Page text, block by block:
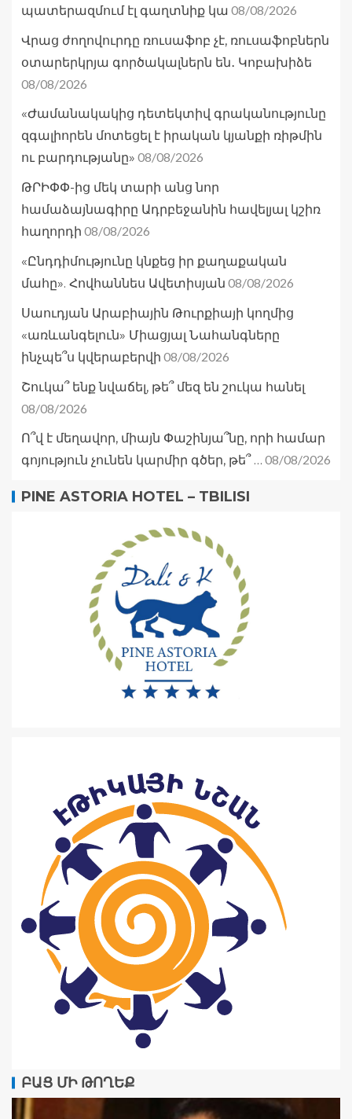
պատերազմում էլ գաղտնիք կա 08/08/2026
Վրաց ժողովուրդը ռուսաֆոբ չէ, ռուսաֆոբներն
օտարերկրյա գործակալներն են․ Կոբախիձե
08/08/2026
«Ժամանակակից դետեկտիվ գրականությունը
զգալիորեն մոտեցել է իրական կյանքի ռիթմին
ու բարդությանը» 08/08/2026
ԹՐԻՓՓ-ից մեկ տարի անց նոր
համաձայնագիրը Ադրբեջանին հավելյալ կշիռ
հաղորդի 08/08/2026
«Ընդդիմությունը կնքեց իր քաղաքական
մահը». Հովհաննես Ավետիսյան 08/08/2026
Սաուդյան Արաբիային Թուրքիայի կողմից
«առևանգելուն» Միացյալ Նահանգները
ինչպե՞ս կվերաբերվի 08/08/2026
Շուկա՞ ենք նվաճել, թե՞ մեզ են շուկա հանել
08/08/2026
Ո՞վ է մեղավոր, միայն Փաշինյա՞նը, որի համար
գոյություն չունեն կարմիր գծեր, թե՞ … 08/08/2026
PINE ASTORIA HOTEL – TBILISI
ԲԱՑ ՄԻ ԹՈՂԵՔ